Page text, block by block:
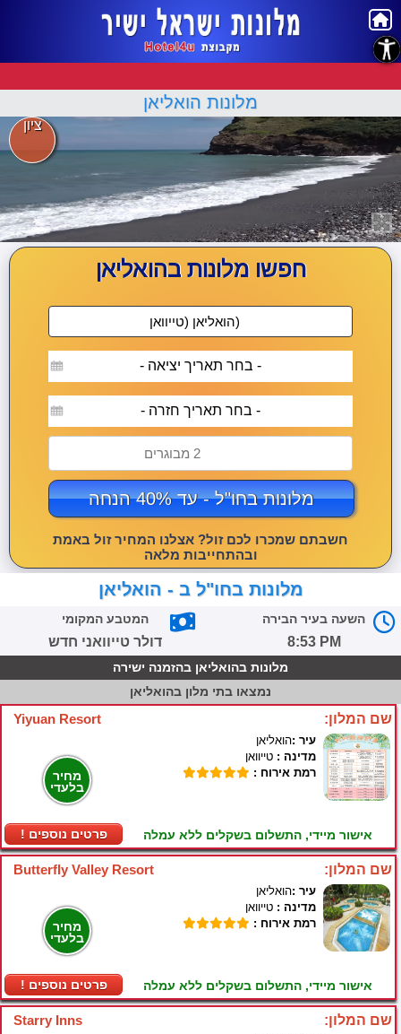
מלונות הואליאן
ציון
חפשו מלונות בהואליאן
- בחר תאריך יציאה -
- בחר תאריך חזרה -
2 מבוגרים
מלונות בחו"ל - עד 40% הנחה
חשבתם שמכרו לכם זול? אצלנו המחיר זול באמת
ובהתחייבות מלאה
מלונות בחו"ל ב - הואליאן
המטבע המקומי
דולר טייוואני חדש
השעה בעיר הבירה
8:53 PM
מלונות בהואליאן בהזמנה ישירה
נמצאו בתי מלון בהואליאן
Yiyuan Resort שם המלון:
מחיר
בלעדי
! פרטים נוספים
עיר :הואליאן
מדינה : טייוואן
רמת אירוח :
אישור מיידי, התשלום בשקלים ללא עמלה
Butterfly Valley Resort שם המלון:
מחיר
בלעדי
! פרטים נוספים
עיר :הואליאן
מדינה : טייוואן
רמת אירוח :
אישור מיידי, התשלום בשקלים ללא עמלה
Starry Inns שם המלון:
נגישות